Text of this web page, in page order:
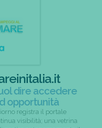
dire accedere
opportunità
registra il portale
visibilità; una vetrina